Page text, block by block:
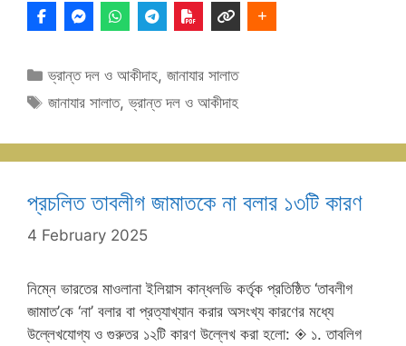
Categories
ভ্রান্ত দল ও আকীদাহ,জানাযার সালাত
Tags
জানাযার সালাত,ভ্রান্ত দল ও আকীদাহ
প্রচলিত তাবলীগ জামাতকে না বলার ১৩টি কারণ
4 February 2025
নিম্নে ভারতের মাওলানা ইলিয়াস কান্ধলভি কর্তৃক প্রতিষ্ঠিত ‘তাবলীগ
জামাত’কে ‘না’ বলার বা প্রত্যাখ্যান করার অসংখ্য কারণের মধ্যে
উল্লেখযোগ্য ও গুরুতর ১২টি কারণ উল্লেখ করা হলো: ◈ ১. তাবলিগ